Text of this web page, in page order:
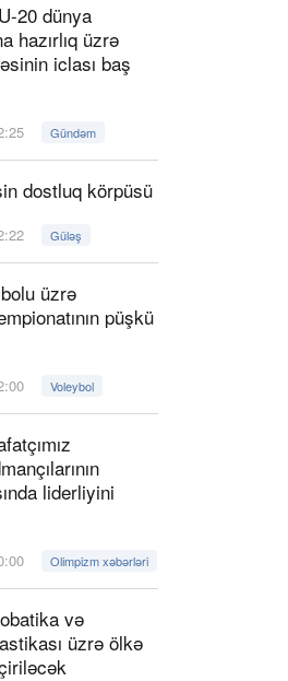
20 dünya
hazırlıq üzrə
iclası baş
Gündəm
dostluq körpüsü
Güləş
üzrə
püşkü
Voleybol
liderliyini
Olimpizm xəbərləri
və
üzrə ölkə